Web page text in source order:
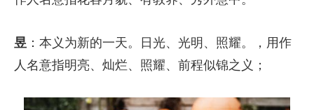
昱 ：本义为新的一天。日光、光明、照耀。，用作
人名意指明亮、灿烂、照耀、前程似锦之义；